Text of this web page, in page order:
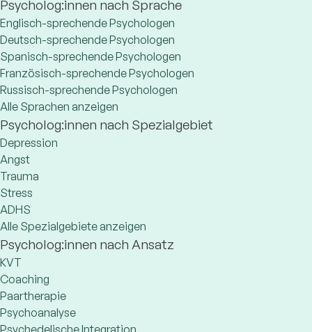
Psycholog:innen nach Sprache
Englisch-sprechende Psychologen
Deutsch-sprechende Psychologen
Spanisch-sprechende Psychologen
Französisch-sprechende Psychologen
Russisch-sprechende Psychologen
Alle Sprachen anzeigen
Psycholog:innen nach Spezialgebiet
Depression
Angst
Trauma
Stress
ADHS
Alle Spezialgebiete anzeigen
Psycholog:innen nach Ansatz
KVT
Coaching
Paartherapie
Psychoanalyse
Psychedelische Integration